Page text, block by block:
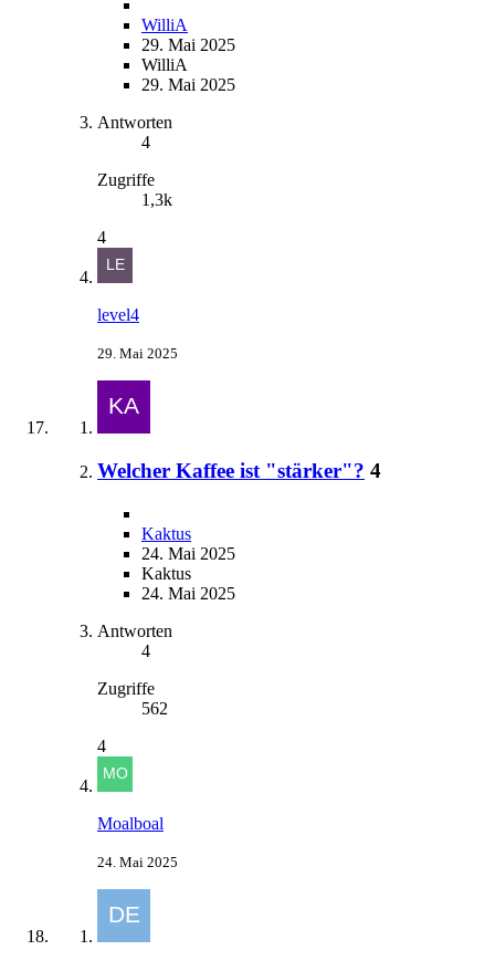
WilliA
29. Mai 2025
WilliA
29. Mai 2025
Antworten
4
Zugriffe
1,3k
4
level4
29. Mai 2025
Welcher Kaffee ist "stärker"? 4
Kaktus
24. Mai 2025
Kaktus
24. Mai 2025
Antworten
4
Zugriffe
562
4
Moalboal
24. Mai 2025